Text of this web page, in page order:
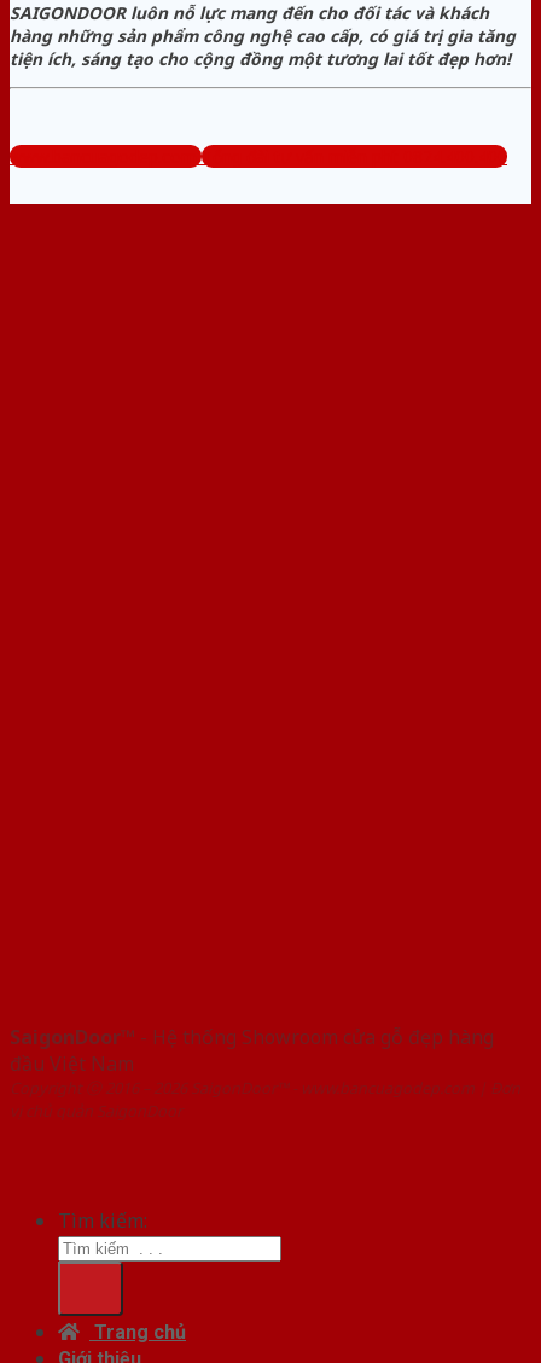
SAIGONDOOR luôn nỗ lực mang đến cho đối tác và khách
hàng những sản phẩm công nghệ cao cấp, có giá trị gia tăng
tiện ích, sáng tạo cho cộng đồng một tương lai tốt đẹp hơn!
www.bancuagodep.com Tổng đài tư vấn miễn phí: 0824.400.400
SaigonDoor™ - Hệ thống Showroom cửa gỗ đẹp hàng
đầu Việt Nam
Copyright ⓒ 2016 – 2026 SaigonDoor™ - www.bancuagodep.com | Đơn
vị chủ quản SaigonDoor
Tìm kiếm:
Trang chủ